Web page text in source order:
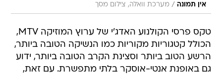
אין תמונה / מערכת וואלה, צילום מסך
טקס פרסי הקולנוע האדג'י של ערוץ המוזיקה MTV,
הכולל קטגוריות מקוריות כמו הנשיקה הטובה ביותר,
הרשע הטוב ביותר וסצינת הקרב הטובה ביותר, ידוע
גם באופנת אנטי-אוסקר בלתי מתפשרת. עם זאת,